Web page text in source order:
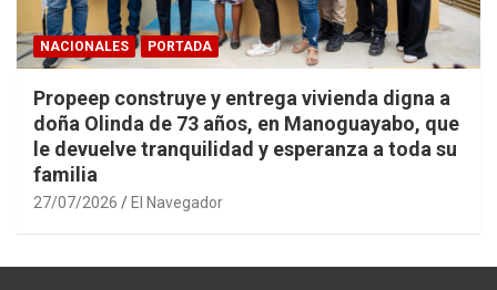
NACIONALES PORTADA
Propeep construye y entrega vivienda digna a
doña Olinda de 73 años, en Manoguayabo, que
le devuelve tranquilidad y esperanza a toda su
familia
27/07/2026 El Navegador